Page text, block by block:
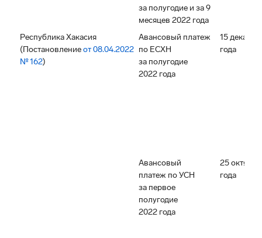
за полугодие и за 9
месяцев 2022 года
Республика Хакасия
(Постановлениеот 08.04.2022
№ 162)
Авансовый платеж
по ЕСХН
за полугодие
2022 года
15
года
Авансовый
платеж по УСН
за первое
полугодие
2022 года
25
года